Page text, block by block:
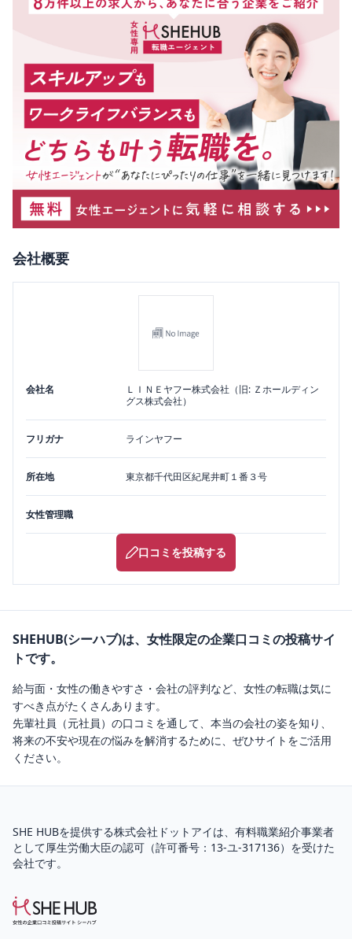
会社概要
会社名
ＬＩＮＥヤフー株式会社（旧: Ｚホールディン
グス株式会社）
フリガナ ラインヤフー
所在地 東京都千代田区紀尾井町１番３号
女性管理職
口コミを投稿する
SHEHUB(シーハブ)は、女性限定の企業口コミの投稿サイ
トです。
給与面・女性の働きやすさ・会社の評判など、女性の転職は気に
すべき点がたくさんあります。
先輩社員（元社員）の口コミを通して、本当の会社の姿を知り、
将来の不安や現在の悩みを解消するために、ぜひサイトをご活用
ください。
SHE HUBを提供する株式会社ドットアイは、 有料職業紹介事業者
として厚生労働大臣の認可（許可番号：13-ユ-317136）を受けた
会社です。